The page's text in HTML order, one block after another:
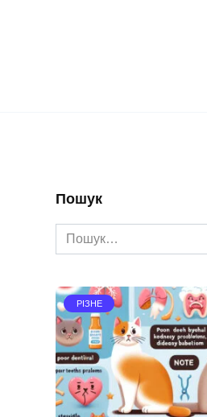
Пошук
Search
for:
РІЗНЕ